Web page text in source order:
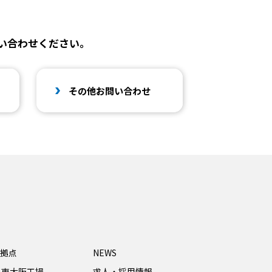
わせください。
その他お問い合わせ
点
NEWS